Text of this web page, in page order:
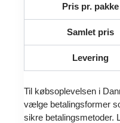
Pris pr. pakke
Samlet pris
Levering
Til købsoplevelsen i
vælge betalingsformer
sikre betalingsmetoder.